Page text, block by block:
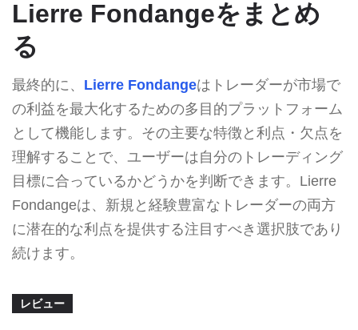
Lierre Fondangeをまとめ
る
最終的に、 Lierre Fondangeはトレーダーが市場で
の利益を最大化するための多目的プラットフォーム
として機能します。その主要な特徴と利点・欠点を
理解することで、ユーザーは自分のトレーディング
目標に合っているかどうかを判断できます。Lierre
Fondangeは、新規と経験豊富なトレーダーの両方
に潜在的な利点を提供する注目すべき選択肢であり
続けます。
レビュー